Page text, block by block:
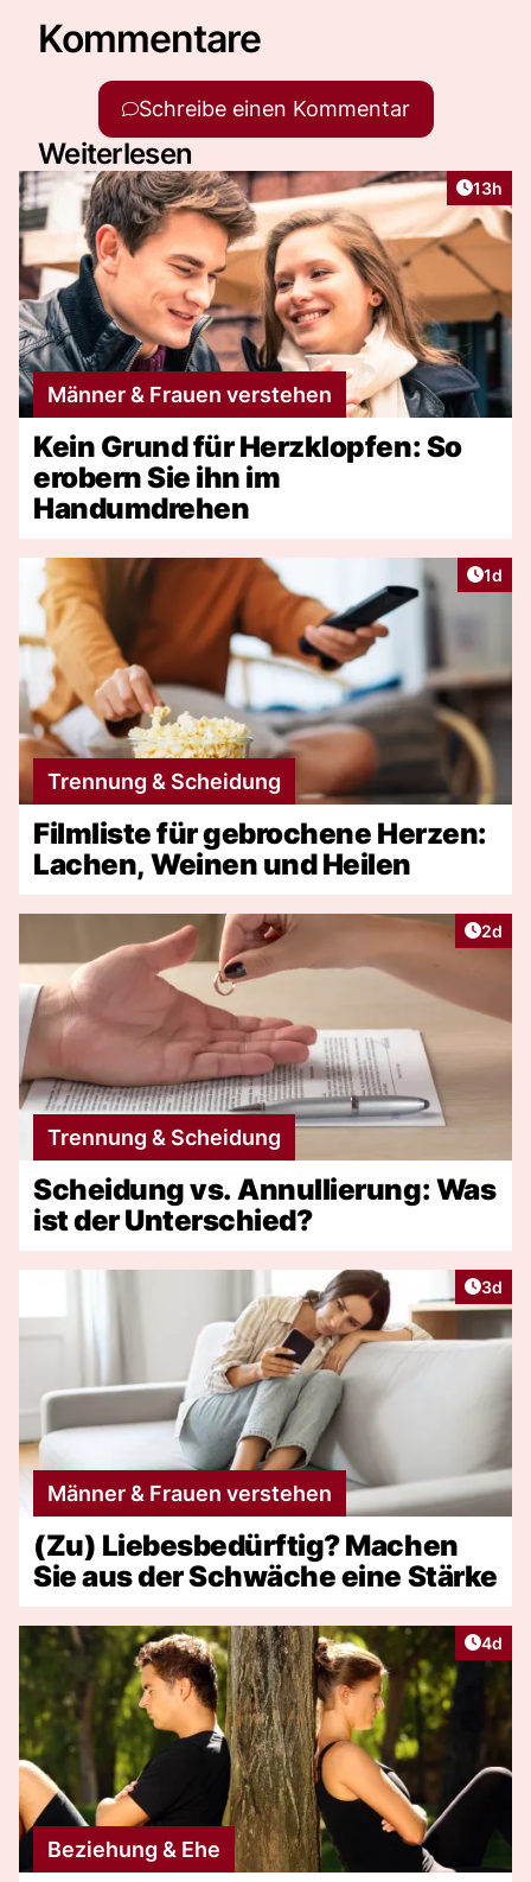
Kommentare
Schreibe einen Kommentar
Weiterlesen
Artikel
13h
Männer & Frauen verstehen
Kein Grund für Herzklopfen: So
erobern Sie ihn im
Handumdrehen
1d
Trennung & Scheidung
Filmliste für gebrochene Herzen:
Lachen, Weinen und Heilen
2d
Trennung & Scheidung
Scheidung vs. Annullierung: Was
ist der Unterschied?
3d
Männer & Frauen verstehen
(Zu) Liebesbedürftig? Machen
Sie aus der Schwäche eine Stärke
4d
Beziehung & Ehe